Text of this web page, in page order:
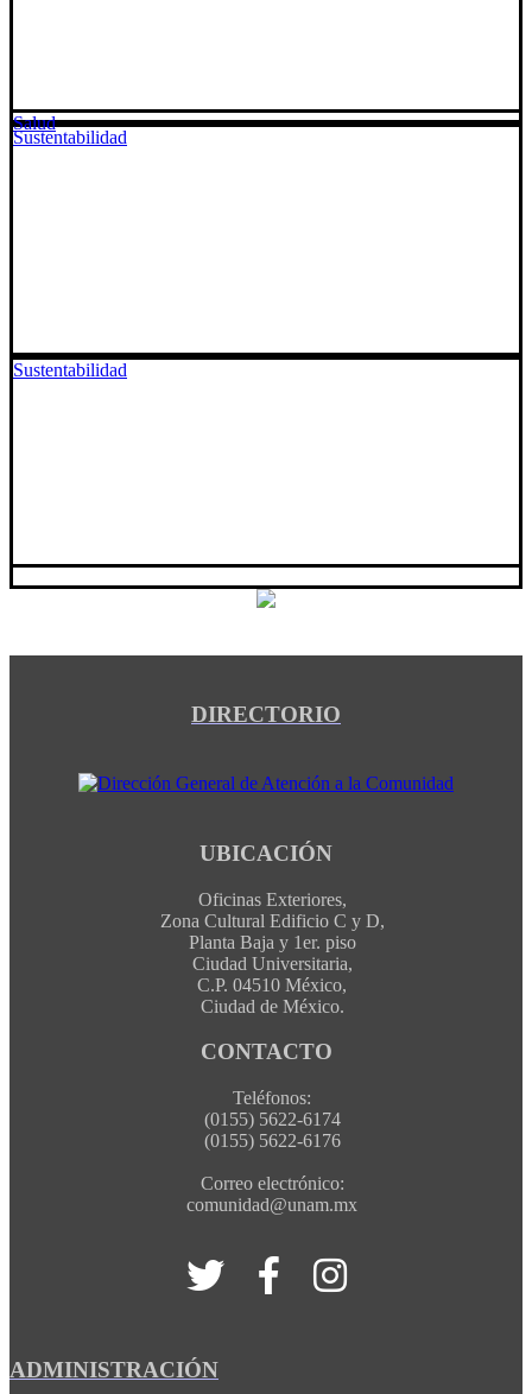
Sustentabilidad
Sustentabilidad
Salud
DIRECTORIO
UBICACIÓN
Oficinas Exteriores,
Zona Cultural Edificio C y D,
Planta Baja y 1er. piso
Ciudad Universitaria,
C.P. 04510 México,
Ciudad de México.
CONTACTO
Teléfonos:
(0155) 5622-6174
(0155) 5622-6176
Correo electrónico:
comunidad@unam.mx
ADMINISTRACIÓN